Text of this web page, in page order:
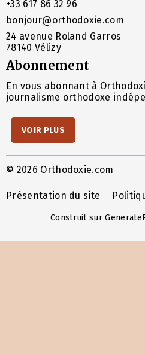
+33 617 86 32 96
bonjour@orthodoxie.com
24 avenue Roland Garros
78140 Vélizy
Abonnement
En vous abonnant à
journalisme orthodoxe
VOIR PLUS
© 2026 Orthodoxie.com
Présentation du site
Construit sur